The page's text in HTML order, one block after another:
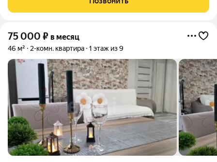
стол, кухонный гарнитур,
75 000 ₽ в месяц
46 м² 2-комн. квартира 1 этаж из 9